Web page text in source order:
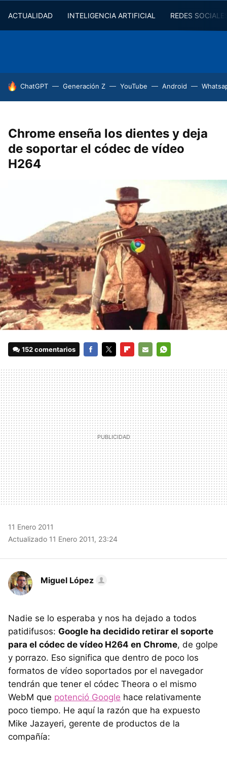
ACTUALIDAD INTELIGENCIA ARTIFICIAL REDES
HOY SE HABLA DE
ChatGPT Generación Z YouTube Android
Chrome enseña los dientes y deja
de soportar el códec de vídeo
H264
152 comentarios
MAIL
11 Enero 2011
Actualizado 11 Enero 2011, 23:24
Miguel López
Nadie se lo esperaba y nos ha dejado a todos
patidifusos: Google ha decidido retirar el soporte
para el códec de vídeo H264 en Chrome, de golpe
y porrazo. Eso significa que dentro de poco los
formatos de vídeo soportados por el navegador
tendrán que tener el códec Theora o el mismo
WebM que potenció Google hace relativamente
poco tiempo. He aquí la razón que ha expuesto
Mike Jazayeri, gerente de productos de la
compañía: